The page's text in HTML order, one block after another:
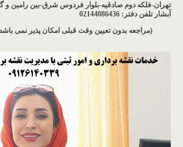
تهران-فلکه دوم صادقیه-بلوار فردوس شرق-بین رامین و
آبشار تلفن دفتر: 02144086436
(مراجعه بدون تعیین وقت قبلی امکان پذیر نمی